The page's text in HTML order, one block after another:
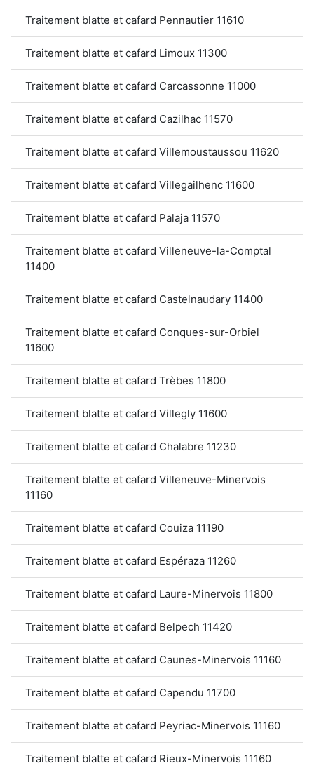
Traitement blatte et cafard Pennautier 11610
Traitement blatte et cafard Limoux 11300
Traitement blatte et cafard Carcassonne 11000
Traitement blatte et cafard Cazilhac 11570
Traitement blatte et cafard Villemoustaussou 11620
Traitement blatte et cafard Villegailhenc 11600
Traitement blatte et cafard Palaja 11570
Traitement blatte et cafard Villeneuve-la-Comptal
11400
Traitement blatte et cafard Castelnaudary 11400
Traitement blatte et cafard Conques-sur-Orbiel
11600
Traitement blatte et cafard Trèbes 11800
Traitement blatte et cafard Villegly 11600
Traitement blatte et cafard Chalabre 11230
Traitement blatte et cafard Villeneuve-Minervois
11160
Traitement blatte et cafard Couiza 11190
Traitement blatte et cafard Espéraza 11260
Traitement blatte et cafard Laure-Minervois 11800
Traitement blatte et cafard Belpech 11420
Traitement blatte et cafard Caunes-Minervois 11160
Traitement blatte et cafard Capendu 11700
Traitement blatte et cafard Peyriac-Minervois 11160
Traitement blatte et cafard Rieux-Minervois 11160